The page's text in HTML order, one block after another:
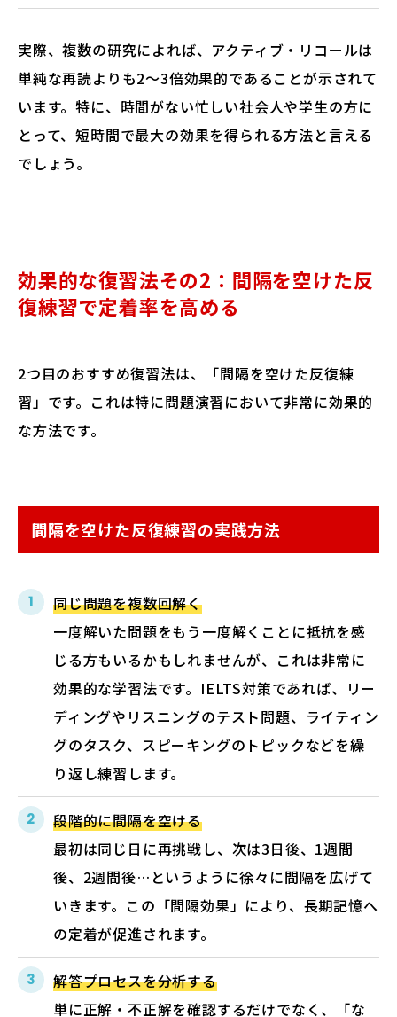
実際、複数の研究によれば、アクティブ・リコールは
単純な再読よりも2〜3倍効果的であることが示されて
います。特に、時間がない忙しい社会人や学生の方に
とって、短時間で最大の効果を得られる方法と言える
でしょう。
効果的な復習法その2：間隔を空けた反
復練習で定着率を高める
2つ目のおすすめ復習法は、「間隔を空けた反復練
習」です。これは特に問題演習において非常に効果的
な方法です。
間隔を空けた反復練習の実践方法
同じ問題を複数回解く
一度解いた問題をもう一度解くことに抵抗を感
じる方もいるかもしれませんが、これは非常に
効果的な学習法です。IELTS対策であれば、リー
ディングやリスニングのテスト問題、ライティン
グのタスク、スピーキングのトピックなどを繰
り返し練習します。
段階的に間隔を空ける
最初は同じ日に再挑戦し、次は3日後、1週間
後、2週間後…というように徐々に間隔を広げて
いきます。この「間隔効果」により、長期記憶へ
の定着が促進されます。
解答プロセスを分析する
単に正解・不正解を確認するだけでなく、「な